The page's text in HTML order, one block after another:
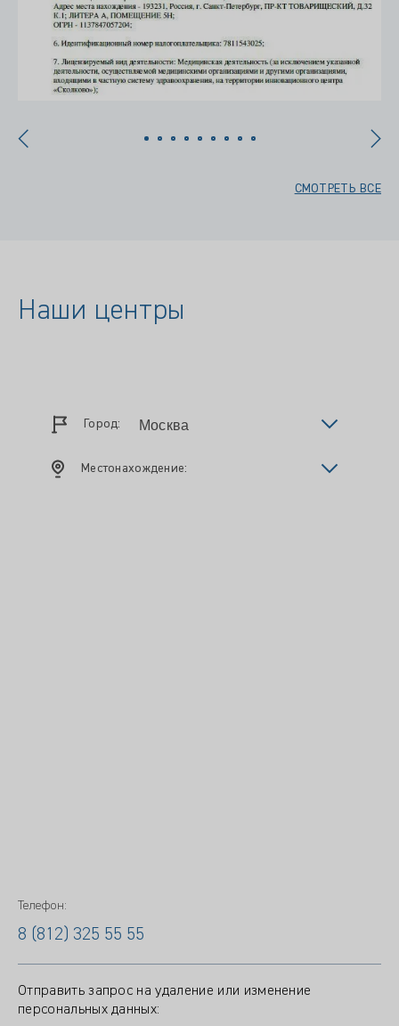
СМОТРЕТЬ ВСЕ
Наши центры
Город:
Местонахождение:
Телефон:
8 (812) 325 55 55
Отправить запрос на удаление или изменение
персональных данных: